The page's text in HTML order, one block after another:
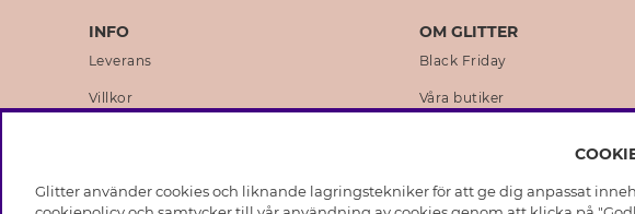
INFO
Leverans
Villkor
Medlemsvillkor
OM GLITTER
Black Friday
Våra butiker
Hållbarhet
Glitter använder cookies och liknande lagringstekniker för att ge dig anpassat